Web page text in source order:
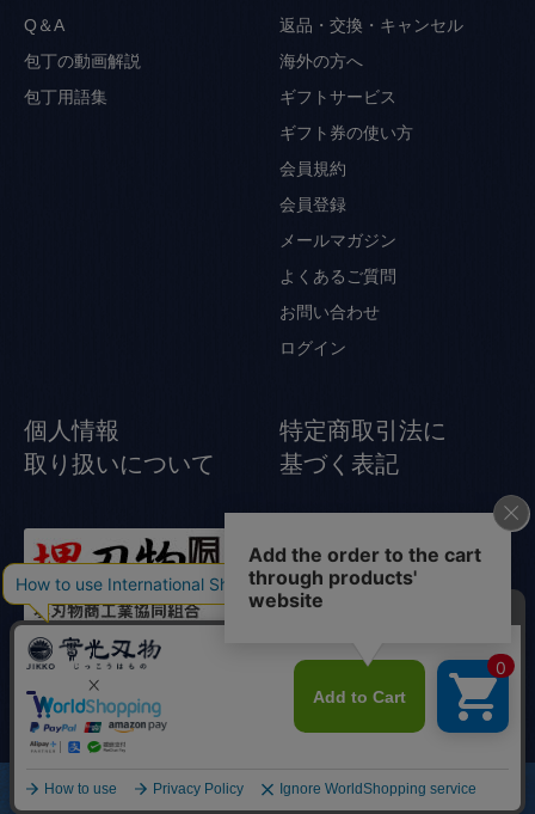
Q＆A
包丁の動画解説
包丁用語集
返品・交換・キャンセル
海外の方へ
ギフトサービス
ギフト券の使い方
会員規約
会員登録
メールマガジン
よくあるご質問
お問い合わせ
ログイン
個人情報
取り扱いについて
特定商取引法に
基づく表記
© Jikko Japanese knife All rights reserved.
商品一覧 店舗 カート